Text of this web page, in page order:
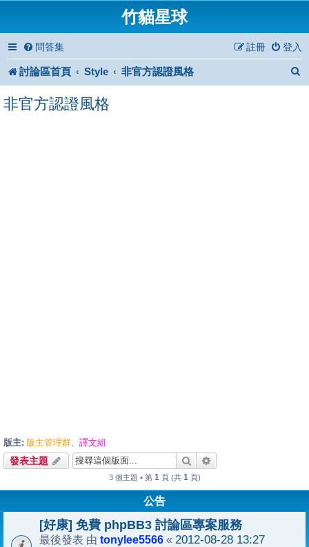
竹貓星球
問答集 登入
註冊
討論區首頁 Style 非官方認證風格
非官方認證風格
版主: 版主管理群、 譯文組
發表主題 搜尋
3 個主題 • 第 1 頁 (共 1 頁)
公告
[好康] 免費 phpBB3 討論區專案服務
最後發表 由 tonylee5566 « 2012-08-28 13:27